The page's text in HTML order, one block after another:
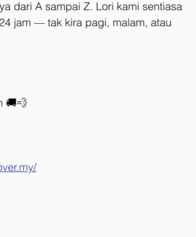
dari A sampai Z. Lori kami sentiasa
jam — tak kira pagi, malam, atau
🚚💨